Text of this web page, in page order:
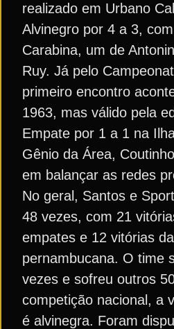
realizado em Urbano
Alvinegro por 4 a 3,
Carabina, um de
Ruy. Já pelo
primeiro encontro
1963, mas válido pela
Empate por 1 a 1 na
Gênio da Área,
em balançar as redes
No geral, Santos e
48 vezes, com 21
empates e 12 vitórias
pernambucana. O time
vezes e sofreu outros
competição nacional, a
é alvinegra. Foram